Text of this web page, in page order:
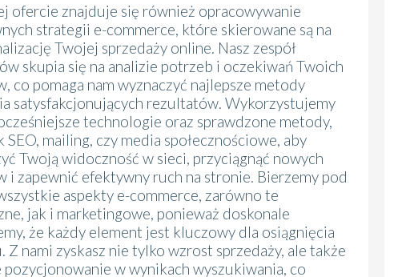
ofercie znajduje się również opracowywanie
strategii e-commerce, które skierowane są na
Twojej sprzedaży online. Nasz zespół
skupia się na analizie potrzeb i oczekiwań Twoich
co pomaga nam wyznaczyć najlepsze metody
satysfakcjonujących rezultatów. Wykorzystujemy
technologie oraz sprawdzone metody,
SEO, mailing, czy media społecznościowe, aby
Twoją widoczność w sieci, przyciągnąć nowych
i zapewnić efektywny ruch na stronie. Bierzemy pod
aspekty e-commerce, zarówno te
jak i marketingowe, ponieważ doskonale
że każdy element jest kluczowy dla osiągnięcia
Z nami zyskasz nie tylko wzrost sprzedaży, ale także
pozycjonowanie w wynikach wyszukiwania, co